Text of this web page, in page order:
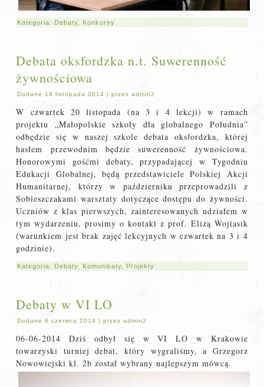
Kategoria: Debaty Konkursy
Debata oksfordzka n.t. Suwerenność
żywnościowa
Dodane 18 listopada 2014 |przez admin2
W czwartek 20 listopada (na 3 i 4 lekcji) w ramach
projektu „Małopolskie szkoły dla globalnego Południa”
odbędzie się w naszej szkole debata oksfordzka, której
hasłem przewodnim będzie suwerenność żywnościowa.
Honorowymi gośćmi debaty, przypadającej w Tygodniu
Edukacji Globalnej, będą przedstawiciele Polskiej Akcji
Humanitarnej, którzy w październiku przeprowadzili z
Sobieszczakami warsztaty dotyczące dostępu do żywności.
Uczniów z klas pierwszych, zainteresowanych udziałem w
tym wydarzeniu, prosimy o kontakt z prof. Elizą Wojtasik
(warunkiem jest brak zajęć lekcyjnych w czwartek na 3 i 4
godzinie).
Kategoria: Debaty Komunikaty Projekty
Debaty w VI LO
Dodane 6 czerwca 2014 |przez admin2
06-06-2014 Dziś odbył się w VI LO w Krakowie
towarzyski turniej debat, który wygraliśmy, a Grzegorz
Nowowiejski kl. 2b został wybrany najlepszym mówcą.